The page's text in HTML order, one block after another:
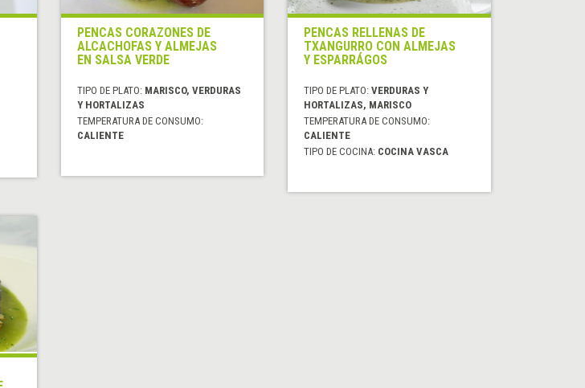
PENCAS CORAZONES DE
ALCACHOFAS Y ALMEJAS
EN SALSA VERDE
TIPO DE PLATO: MARISCO, VERDURAS
Y HORTALIZAS
TEMPERATURA DE CONSUMO:
CALIENTE
PENCAS RELLENAS DE
TXANGURRO CON ALMEJAS
Y ESPARRÁGOS
TIPO DE PLATO:VERDURAS Y
HORTALIZAS, MARISCO
TEMPERATURA DE CONSUMO:
CALIENTE
TIPO DE COCINA: COCINA VASCA